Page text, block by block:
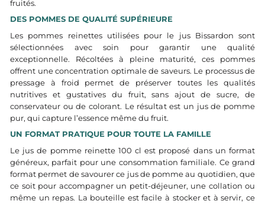
fruités.
DES POMMES DE QUALITÉ SUPÉRIEURE
Les pommes reinettes utilisées pour le jus Bissardon sont
sélectionnées avec soin pour garantir une qualité
exceptionnelle. Récoltées à pleine maturité, ces pommes
offrent une concentration optimale de saveurs. Le processus de
pressage à froid permet de préserver toutes les qualités
nutritives et gustatives du fruit, sans ajout de sucre, de
conservateur ou de colorant. Le résultat est un jus de pomme
pur, qui capture l’essence même du fruit.
UN FORMAT PRATIQUE POUR TOUTE LA FAMILLE
Le jus de pomme reinette 100 cl est proposé dans un format
généreux, parfait pour une consommation familiale. Ce grand
format permet de savourer ce jus de pomme au quotidien, que
ce soit pour accompagner un petit-déjeuner, une collation ou
même un repas. La bouteille est facile à stocker et à servir, ce